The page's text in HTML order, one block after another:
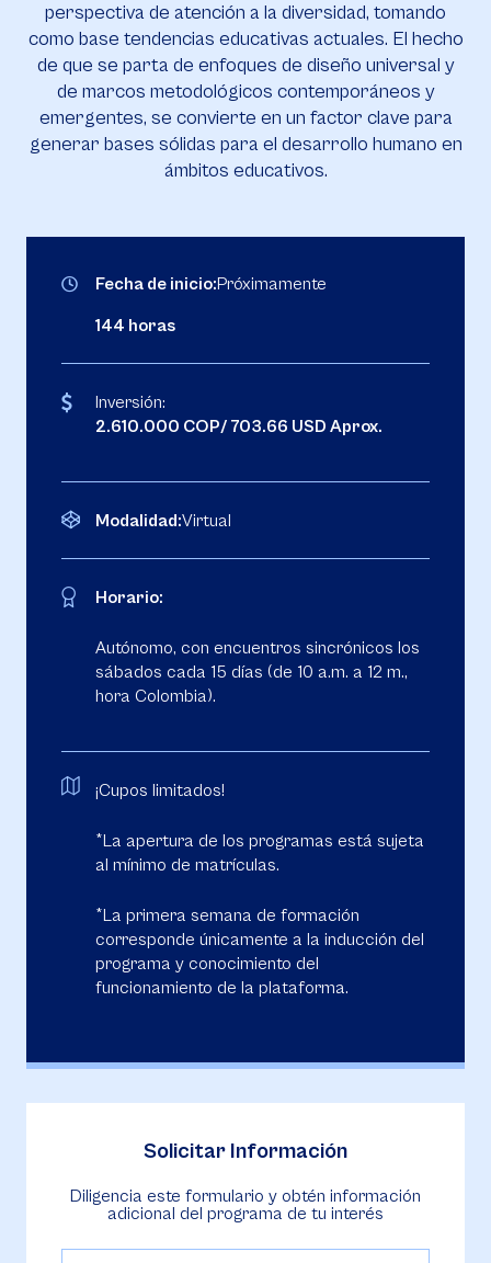
perspectiva de atención a la diversidad, tomando
como base tendencias educativas actuales. El hecho
de que se parta de enfoques de diseño universal y
de marcos metodológicos contemporáneos y
emergentes, se convierte en un factor clave para
generar bases sólidas para el desarrollo humano en
ámbitos educativos.
Fecha de inicio:Próximamente
144 horas
Inversión:
2.610.000 COP/ 703.66 USD Aprox.
Modalidad:Virtual
Horario:
Autónomo, con encuentros sincrónicos los
sábados cada 15 días (de 10 a.m. a 12 m.,
hora Colombia).
¡Cupos limitados!
*La apertura de los programas está sujeta
al mínimo de matrículas.
*La primera semana de formación
corresponde únicamente a la inducción del
programa y conocimiento del
funcionamiento de la plataforma.
Solicitar Información
Diligencia este formulario y obtén información
adicional del programa de tu interés